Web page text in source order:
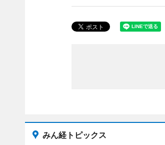
みん経トピックス